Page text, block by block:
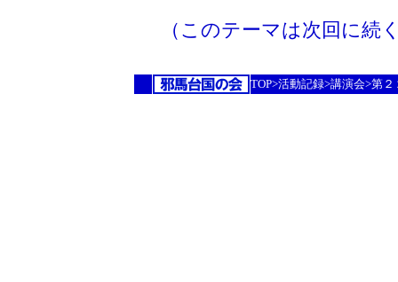
（このテーマは次回に続
TOP>活動記録>講演会>第２